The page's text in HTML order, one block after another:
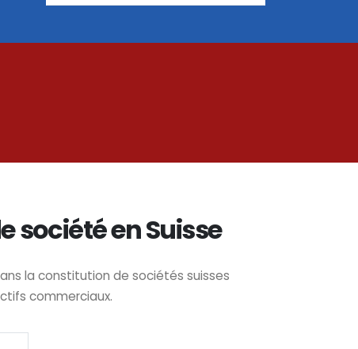
société en Suisse
la constitution de sociétés suisses
commerciaux.